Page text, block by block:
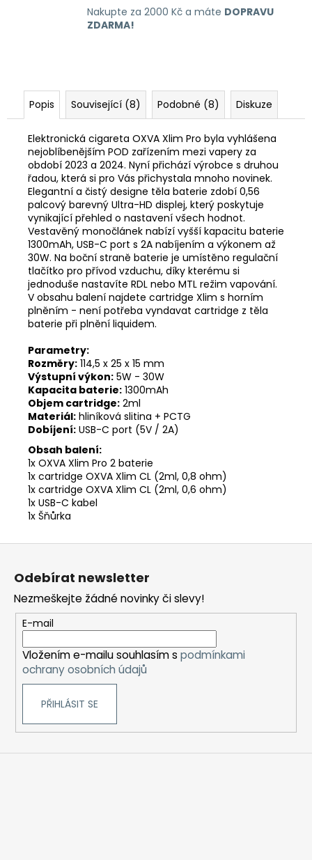
Nakupte za 2000 Kč a máte DOPRAVU
ZDARMA!
Popis Související (8) Podobné (8) Diskuze
Elektronická cigareta OXVA Xlim Pro byla vyhlášena
nejoblíbenějším POD zařízením mezi vapery za
období 2023 a 2024. Nyní přichází výrobce s druhou
řadou, která si pro Vás přichystala mnoho novinek.
Elegantní a čistý designe těla baterie zdobí 0,56
palcový barevný Ultra-HD displej, který poskytuje
vynikající přehled o nastavení všech hodnot.
Vestavěný monočlánek nabízí vyšší kapacitu baterie
1300mAh, USB-C port s 2A nabíjením a výkonem až
30W. Na boční straně baterie je umístěno regulační
tlačítko pro přívod vzduchu, díky kterému si
jednoduše nastavíte RDL nebo MTL režim vapování.
V obsahu balení najdete cartridge Xlim s horním
plněním - není potřeba vyndavat cartridge z těla
baterie při plnění liquidem.
Parametry:
Rozměry: 114,5 x 25 x 15 mm
Výstupní výkon: 5W - 30W
Kapacita baterie: 1300mAh
Objem cartridge: 2ml
Materiál: hliníková slitina + PCTG
Dobíjení: USB-C port (5V / 2A)
Obsah balení:
1x OXVA Xlim Pro 2 baterie
1x cartridge OXVA Xlim CL (2ml, 0,8 ohm)
1x cartridge OXVA Xlim CL (2ml, 0,6 ohm)
1x USB-C kabel
1x Šňůrka
Odebírat newsletter
Nezmeškejte žádné novinky či slevy!
E-mail
Vložením e-mailu souhlasím s podmínkami
ochrany osobních údajů
PŘIHLÁSIT SE